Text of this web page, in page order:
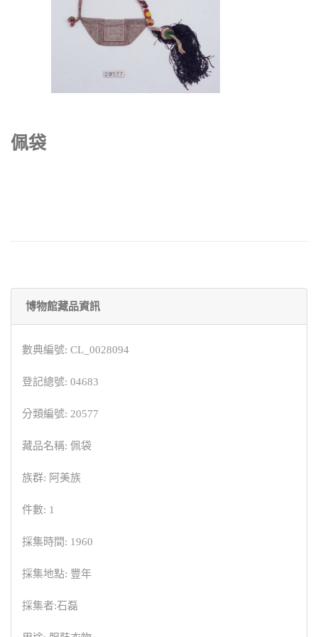
佩袋
博物館藏品資訊
數典編號: CL_0028094
登記總號: 04683
分類編號: 20577
藏品名稱: 佩袋
族群: 阿美族
件數: 1
採集時間: 1960
採集地點: 豐年
採集者:石磊